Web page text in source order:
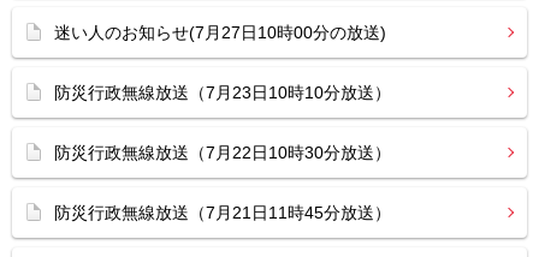
迷い人のお知らせ(7月27日10時00分の放送)
防災行政無線放送（7月23日10時10分放送）
防災行政無線放送（7月22日10時30分放送）
防災行政無線放送（7月21日11時45分放送）